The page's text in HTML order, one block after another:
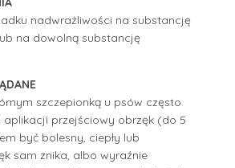
nadwrażliwości na substancję
na dowolną substancję
szczepionką u psów często
przejściowy obrzęk (do 5
być bolesny, ciepły lub
sam znika, albo wyraźnie